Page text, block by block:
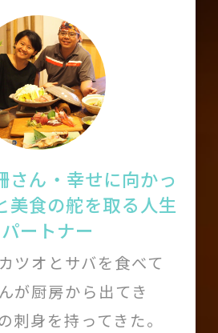
さん・幸せに向かっ
美食の舵を取る人生
ートナー
ツオとサバを食べて
が厨房から出てき
刺身を持ってきた。